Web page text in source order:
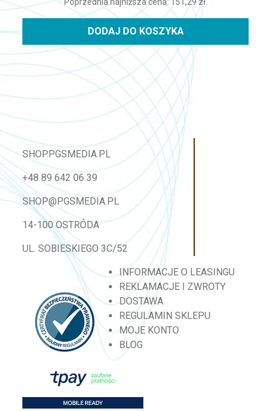
Poprzednia najniższa cena: 151,29 zł.
DODAJ DO KOSZYKA
SHOP.PGSMEDIA.PL
+48 89 642 06 39
SHOP@PGSMEDIA.PL
14-100 OSTRÓDA
UL. SOBIESKIEGO 3C/52
INFORMACJE O LEASINGU
REKLAMACJE I ZWROTY
DOSTAWA
REGULAMIN SKLEPU
MOJE KONTO
BLOG